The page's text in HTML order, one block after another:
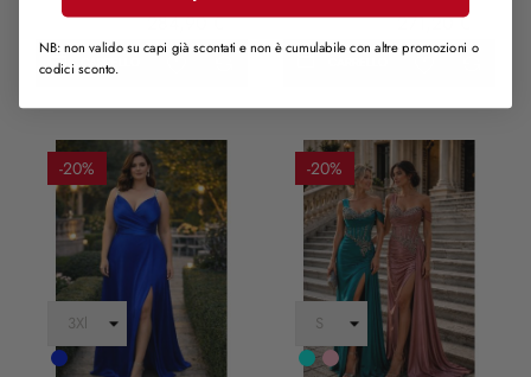
407,00 € 284,90 €
CARRELLO
339,00 € 271,20 €
-20%
Cobalto
-20%
Turchese
rosa
NB: non valido su capi già scontati e non è cumulabile con altre promozioni o
codici sconto.